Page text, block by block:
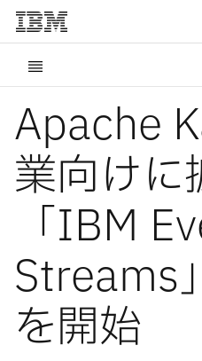
Apache
業向けに
「IBM
Streams
を開始